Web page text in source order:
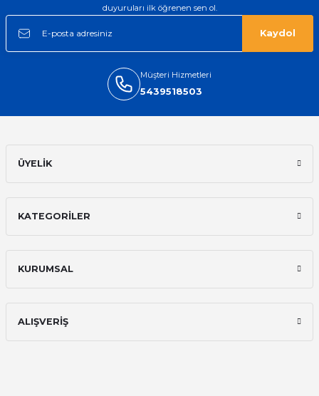
Oldukça kaliteli ve şık bir görünümü
rahatsız etmiyor ve tam oturdu.
Sinan Tatlicioglu | 30/01/2026
Ali Bilge Ertan | 11/09/2025
duyuruları ilk öğrenen sen ol.
Kaydol
Müşteri Hizmetleri
5439518503
ÜYELİK
KATEGORİLER
KURUMSAL
ALIŞVERİŞ